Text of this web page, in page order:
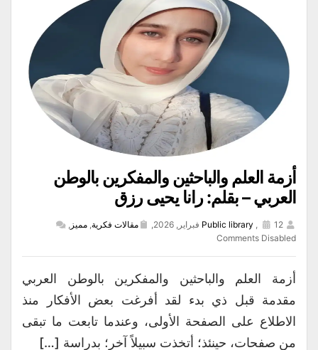
أزمة العلم والباحثين والمفكرين بالوطن
العربي – بقلم: رانا يحيى رزق
Public library , 12 فبراير, 2026, مقالات فكرية, مميز ,
Comments Disabled
أزمة العلم والباحثين والمفكرين بالوطن العربي
مقدمة قبل ذي بدء لقد أفرغت بعض الأفكار منذ
الاطلاع على الصفحة الأولى، وعندما تابعت ما تبقى
من صفحات، حينئذ؛ أتخذت سبيلاً آخر؛ بدراسة […]